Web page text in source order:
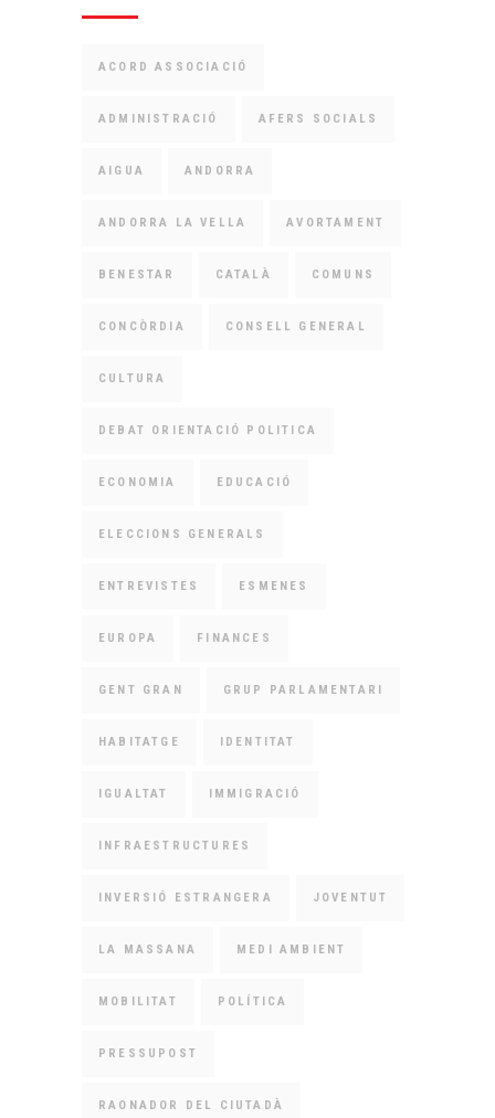
ACORD ASSOCIACIÓ
ADMINISTRACIÓ AFERS SOCIALS
AIGUA ANDORRA
ANDORRA LA VELLA AVORTAMENT
BENESTAR CATALÀ COMUNS
CONCÒRDIA CONSELL GENERAL
CULTURA
DEBAT ORIENTACIÓ POLITICA
ECONOMIA EDUCACIÓ
ELECCIONS GENERALS
ENTREVISTES ESMENES
EUROPA FINANCES
GENT GRAN GRUP PARLAMENTARI
HABITATGE IDENTITAT
IGUALTAT IMMIGRACIÓ
INFRAESTRUCTURES
INVERSIÓ ESTRANGERA JOVENTUT
LA MASSANA MEDI AMBIENT
MOBILITAT POLÍTICA
PRESSUPOST
RAONADOR DEL CIUTADÀ